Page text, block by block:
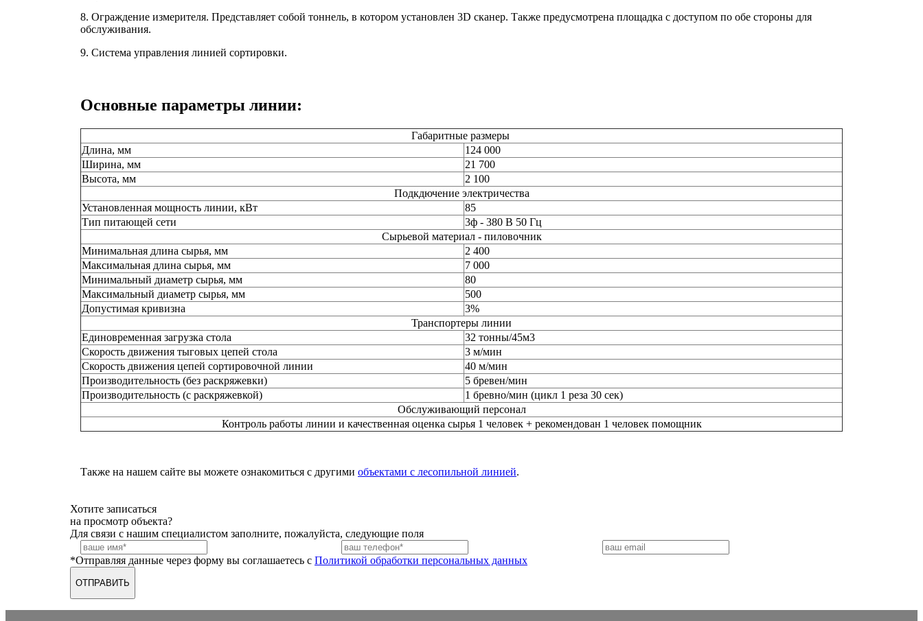
8. Ограждение измерителя. Представляет собой тоннель, в котором установлен 3D сканер. Также предусмотрена площадка с доступом по обе стороны для
обслуживания.
9. Система управления линией сортировки.
Основные параметры линии:
Габаритные размеры
Длина, мм
124 000
Ширина, мм
21 700
Высота, мм
2 100
Подкдючение электричества
Установленная мощность линии, кВт
85
Тип питающей сети
3ф - 380 В 50 Гц
Сырьевой материал - пиловочник
Минимальная длина сырья, мм
2 400
Максимальная длина сырья, мм
7 000
Минимальный диаметр сырья, мм
80
Максимальный диаметр сырья, мм
500
Допустимая кривизна
3%
Транспортеры линии
Единовременная загрузка стола
32 тонны/45м3
Скорость движения тыговых цепей стола
3 м/мин
Скорость движения цепей сортировочной линии
40 м/мин
Производительность (без раскряжевки)
5 бревен/мин
Производительность (с раскряжевкой)
1 бревно/мин (цикл 1 реза 30 сек)
Обслуживающий персонал
Контроль работы линии и качественная оценка сырья 1 человек + рекомендован 1 человек помощник
Также на нашем сайте вы можете ознакомиться с другими объектами с лесопильной линией.
Хотите записаться
на просмотр объекта?
Для связи с нашим специалистом заполните, пожалуйста, следующие поля
*Отправляя данные через форму вы соглашаетесь с Политикой обработки персональных данных
ОТПРАВИТЬ